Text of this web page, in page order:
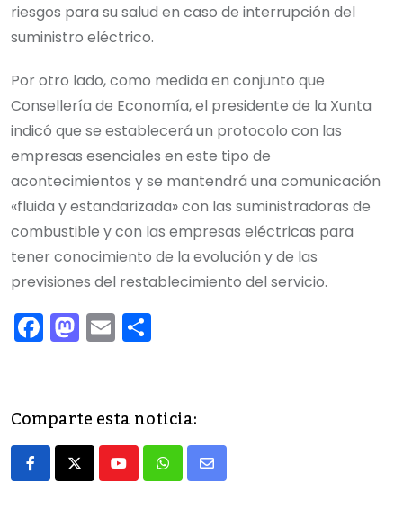
riesgos para su salud en caso de interrupción del
suministro eléctrico.
Por otro lado, como medida en conjunto que
Consellería de Economía, el presidente de la Xunta
indicó que se establecerá un protocolo con las
empresas esenciales en este tipo de
acontecimientos y se mantendrá una comunicación
«fluida y estandarizada» con las suministradoras de
combustible y con las empresas eléctricas para
tener conocimiento de la evolución y de las
previsiones del restablecimiento del servicio.
F
a
e
b
o
M
a
o
d
o
E
m
l p
ar
tir
Comparte esta noticia:
YoutubeWhatsapp
Share